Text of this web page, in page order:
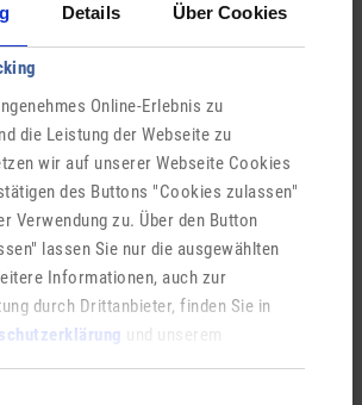
Details Über Cookies
Online-Erlebnis zu
die Leistung der Webseite zu
wir auf unserer Webseite Cookies
des Buttons "Cookies zulassen"
Verwendung zu. Über den Button
lassen Sie nur die ausgewählten
Informationen, auch zur
durch Drittanbieter, finden Sie in
und unserem
Gemeinde - Defibrillatoren
vollständigen Bericht lesen.